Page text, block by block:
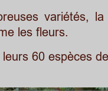
variétés, la
les fleurs.
60 espèces